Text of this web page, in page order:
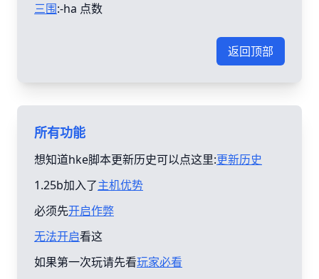
三围:-ha 点数
返回顶部
所有功能
想知道hke脚本更新历史可以点这里:更新历史
1.25b加入了主机优势
必须先开启作弊
无法开启看这
如果第一次玩请先看玩家必看